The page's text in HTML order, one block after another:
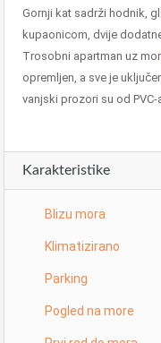
Gornji kat sadrži hodnik,
kupaonicom, dvije
Trosobni apartman uz
opremljen, a sve je
vanjski prozori su od
Karakteristike
Blizu mora
Klimatizirano
Parking
Pogled na more